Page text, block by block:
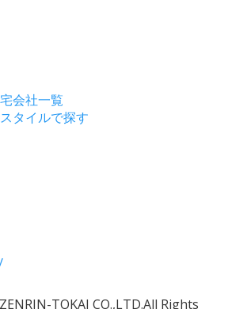
会社一覧
タイルで探す
TOKAI CO.,LTD.All Rights